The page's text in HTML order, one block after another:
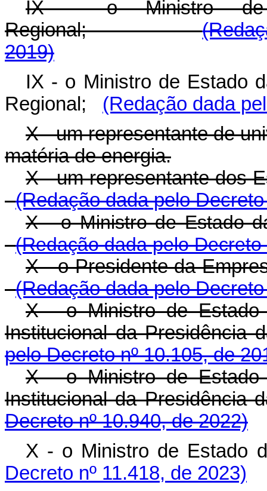
IX - o Ministro de
Regional;
2019)
IX - o Ministro de Estado
Regional;
(Redação dada
X - um representante de
matéria de energia.
X - um representante
(Redação dada pelo
X - o Ministro de
(Redação dada pelo
X - o Presidente da
(Redação dada pelo
X - o Ministro de Estado
Institucional da
pelo Decreto nº 10.105, de
X - o Ministro de Estado
Institucional da
Decreto nº 10.940, de 2022)
X - o Ministro de Estado
Decreto nº 11.418, de 2023)